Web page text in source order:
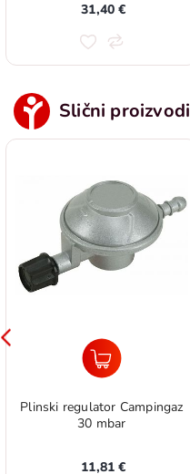
31,40 €
Slični proizvodi
Plinski regulator Campingaz
30 mbar
11,81 €